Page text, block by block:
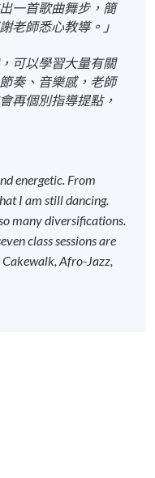
2027年4月，逢周日，
一首歌曲舞步，簡
老師悉心教導。」
可以學習大量有關
奏、音樂感，老師
再個別指導提點，
energetic. From
I am still dancing.
many diversifications.
class sessions are
Afro-Jazz,